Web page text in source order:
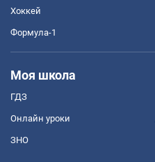
Хоккей
Формула-1
Моя школа
ГДЗ
Онлайн уроки
ЗНО